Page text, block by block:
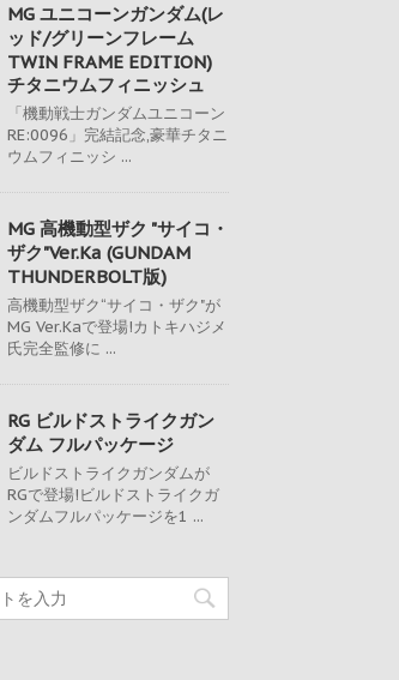
MG ユニコーンガンダム(レ
ッド/グリーンフレーム
TWIN FRAME EDITION)
チタニウムフィニッシュ
「機動戦士ガンダムユニコーン
RE:0096」完結記念,豪華チタニ
ウムフィニッシ ...
MG 高機動型ザク "サイコ・
ザク"Ver.Ka (GUNDAM
THUNDERBOLT版)
高機動型ザク“サイコ・ザク"が
MG Ver.Kaで登場!カトキハジメ
氏完全監修に ...
RG ビルドストライクガン
ダム フルパッケージ
ビルドストライクガンダムが
RGで登場!ビルドストライクガ
ンダムフルパッケージを1 ...